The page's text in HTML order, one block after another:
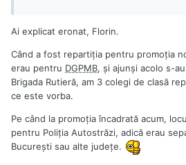
Ai explicat eronat, Florin.
Când a fost repartiţia pentru promoţia
erau pentru DGPMB, şi ajunşi acolo s-
Brigada Rutieră, am 3 colegi de clasă
ce este vorba.
Pe când la promoţia încadrată acum,
pentru Poliţia Autostrăzi, adică erau
Bucureşti sau alte judeţe.